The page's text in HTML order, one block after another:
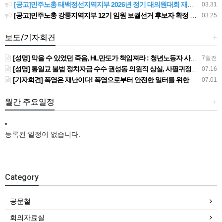
03.31
[공고]민주노총 태백정선지역지부 2026년 정기 대의원대회 재소집 건
03.25
[공고]민주노총 강릉지역지부 12기 임원 보궐선거 후보자 확정 공고
+
보도/기자회견
7일전
[성명] 막을 수 있었던 죽음, HL만도가 책임져라 : 청년노동자 사망사고의 철저한 진상규명과 재발방지 대책 마련하라
07.16
[성명] 통일교 불법 정치자금 수수 권성동 의원직 상실, 사필귀정이다
07.01
[기자회견] 폭염은 재난이다! 폭염으로부터 안전한 일터를 위한 민주노총 강원지역본부 폭염감시단 선포 기자회견
+
월간 주요일정
등록된 일정이 없습니다.
Category
공문철
회의자료실